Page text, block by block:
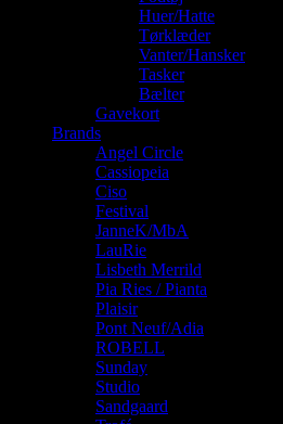
Huer/Hatte
Tørklæder
Vanter/Hansker
Tasker
Bælter
Gavekort
Brands
Angel Circle
Cassiopeia
Ciso
Festival
JanneK/MbA
LauRie
Lisbeth Merrild
Pia Ries / Pianta
Plaisir
Pont Neuf/Adia
ROBELL
Sunday
Studio
Sandgaard